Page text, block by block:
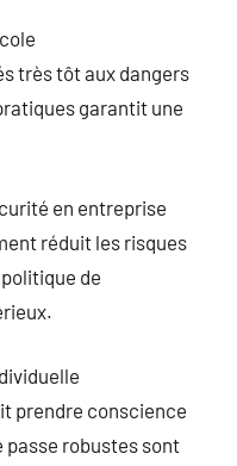
très tôt aux dangers
garantit une
en entreprise
réduit les risques
de
prendre conscience
passe robustes sont